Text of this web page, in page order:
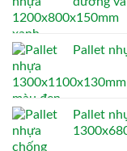
Pallet
Pallet